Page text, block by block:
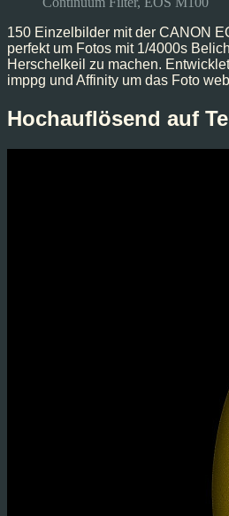
150 Einzelbilder mit der CANON
perfekt um Fotos mit 1/4000s
Herschelkeil zu machen.
imppg und Affinity um das Foto
Hochauflösend auf